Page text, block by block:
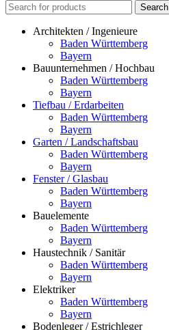
Search
Architekten / Ingenieure
Baden Württemberg
Bayern
Bauunternehmen / Hochbau
Baden Württemberg
Bayern
Tiefbau / Erdarbeiten
Baden Württemberg
Bayern
Garten / Landschaftsbau
Baden Württemberg
Bayern
Fenster / Glasbau
Baden Württemberg
Bayern
Bauelemente
Baden Württemberg
Bayern
Haustechnik / Sanitär
Baden Württemberg
Bayern
Elektriker
Baden Württemberg
Bayern
Bodenleger / Estrichleger